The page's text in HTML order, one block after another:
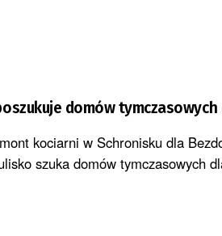
domów
kociarni w Schronisku dla
szuka domów tymczasowych